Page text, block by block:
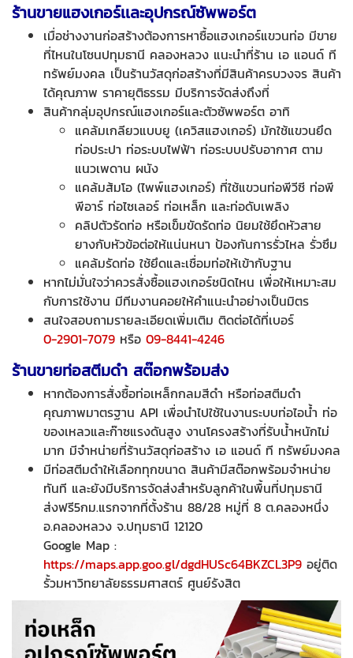
ร้านขายแฮงเกอร์เเละอุปกรณ์ซัพพอร์ต
เมื่อช่างงานก่อสร้างต้องการหาซื้อแฮงเกอร์แขวนท่อ มีขาย
ที่ไหนในโซนปทุมธานี คลองหลวง แนะนำที่ร้าน เอ แอนด์ ที
ทรัพย์มงคล เป็นร้านวัสดุก่อสร้างที่มีสินค้าครบวงจร สินค้า
ได้คุณภาพ ราคายุติธรรม มีบริการจัดส่งถึงที่
สินค้ากลุ่มอุปกรณ์แฮงเกอร์และตัวซัพพอร์ต อาทิ
แคล้มเกลียวแบบยู (เควิสแฮงเกอร์) มักใช้แขวนยึด
ท่อประปา ท่อระบบไฟฟ้า ท่อระบบปรับอากาศ ตาม
แนวเพดาน ผนัง
แคล้มส้มโอ (ไพพ์แฮงเกอร์) ที่ใช้แขวนท่อพีวีซี ท่อพี
พีอาร์ ท่อไซเลอร์ ท่อเหล็ก และท่อดับเพลิง
คลิปตัวรัดท่อ หรือเข็มขัดรัดท่อ นิยมใช้ยึดหัวสาย
ยางกับหัวข้อต่อให้แน่นหนา ป้องกันการรั่วไหล รั่วซึม
แคล้มรัดท่อ ใช้ยึดและเชื่อมท่อให้เข้ากับฐาน
หากไม่มั่นใจว่าควรสั่งซื้อแฮงเกอร์ชนิดไหน เพื่อให้เหมาะสม
กับการใช้งาน มีทีมงานคอยให้คำแนะนำอย่างเป็นมิตร
สนใจสอบถามรายละเอียดเพิ่มเติม ติดต่อได้ที่เบอร์
0-2901-7079 หรือ 09-8441-4246
ร้านขายท่อสตีมดำ สต๊อกพร้อมส่ง
หากต้องการสั่งซื้อท่อเหล็กกลมสีดำ หรือท่อสตีมดำ
คุณภาพมาตรฐาน API เพื่อนำไปใช้ในงานระบบท่อไอน้ำ ท่อ
ของเหลวและก๊าซแรงดันสูง งานโครงสร้างที่รับน้ำหนักไม่
มาก มีจำหน่ายที่ร้านวัสดุก่อสร้าง เอ แอนด์ ที ทรัพย์มงคล
มีท่อสตีมดำให้เลือกทุกขนาด สินค้ามีสต๊อกพร้อมจำหน่าย
ทันที และยังมีบริการจัดส่งสำหรับลูกค้าในพื้นที่ปทุมธานี
ส่งฟรี5กม.แรกจากที่ตั้งร้าน 88/28 หมู่ที่ 8 ต.คลองหนึ่ง
อ.คลองหลวง จ.ปทุมธานี 12120
Google Map :
https://maps.app.goo.gl/dgdHUSc64BKZCL3P9 อยู่ติด
รั้วมหาวิทยาลัยธรรมศาสตร์ ศูนย์รังสิต